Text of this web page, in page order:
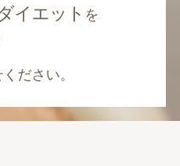
イエット を
ださい。